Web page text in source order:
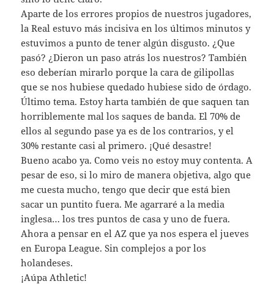
Aparte de los errores propios de nuestros jugadores,
la Real estuvo más incisiva en los últimos minutos y
estuvimos a punto de tener algún disgusto. ¿Que
pasó? ¿Dieron un paso atrás los nuestros? También
eso deberían mirarlo porque la cara de gilipollas
que se nos hubiese quedado hubiese sido de órdago.
Último tema. Estoy harta también de que saquen tan
horriblemente mal los saques de banda. El 70% de
ellos al segundo pase ya es de los contrarios, y el
30% restante casi al primero. ¡Qué desastre!
Bueno acabo ya. Como veis no estoy muy contenta. A
pesar de eso, si lo miro de manera objetiva, algo que
me cuesta mucho, tengo que decir que está bien
sacar un puntito fuera. Me agarraré a la media
inglesa… los tres puntos de casa y uno de fuera.
Ahora a pensar en el AZ que ya nos espera el jueves
en Europa League. Sin complejos a por los
holandeses.
¡Aúpa Athletic!